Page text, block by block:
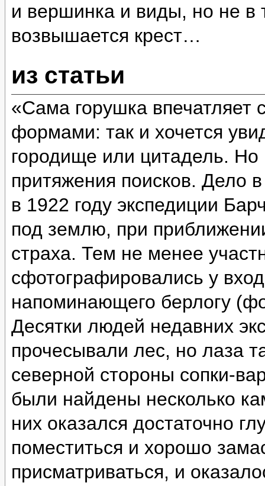
и вершинка и виды, но не в
возвышается крест…
из статьи
«Сама горушка
формами: так и хочется
городище или цитадель. Но
притяжения поисков. Дело
в 1922 году экспедиции
под землю, при
страха. Тем не менее
сфотографировались у
напоминающего берлогу
Десятки людей недавних
прочесывали лес, но лаза
северной стороны сопки-
были найдены несколько
них оказался достаточно
поместиться и хорошо
присматриваться, и